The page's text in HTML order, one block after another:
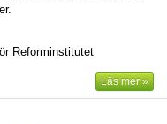
Reforminstitutet
Läs mer »